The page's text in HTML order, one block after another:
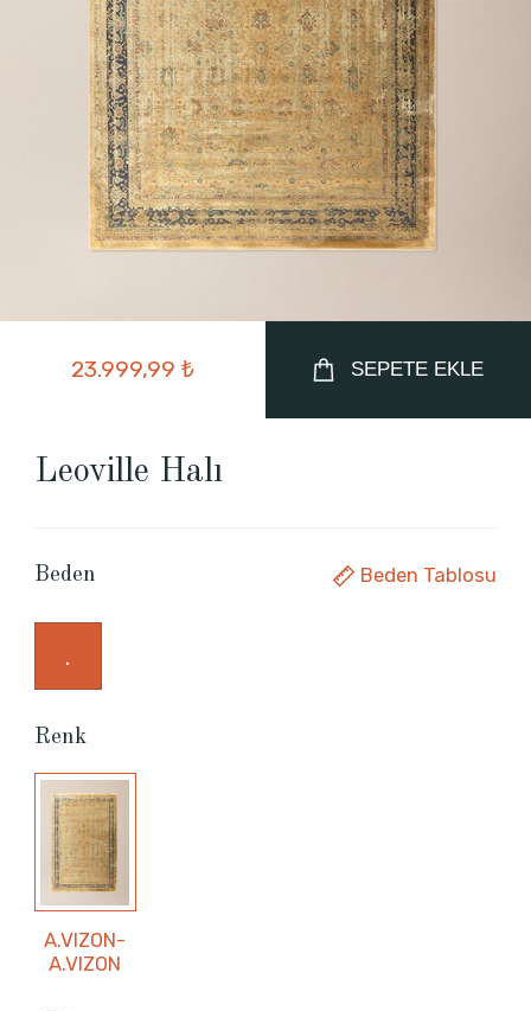
23.999,99 ₺ SEPETE EKLE
Leoville Halı
Beden Beden Tablosu
.
Renk
A.VIZON-
A.VIZON